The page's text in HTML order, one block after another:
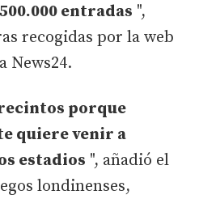
entradas ",
recogidas por la web
News24.
porque
quiere venir a
estadios ", añadió el
londinenses,